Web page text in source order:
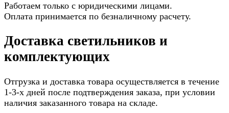
Работаем только с юридическими лицами.
Оплата принимается по безналичному расчету.
Доставка светильников и
комплектующих
Отгрузка и доставка товара осуществляется в течение
1-3-х дней после подтверждения заказа, при условии
наличия заказанного товара на складе.